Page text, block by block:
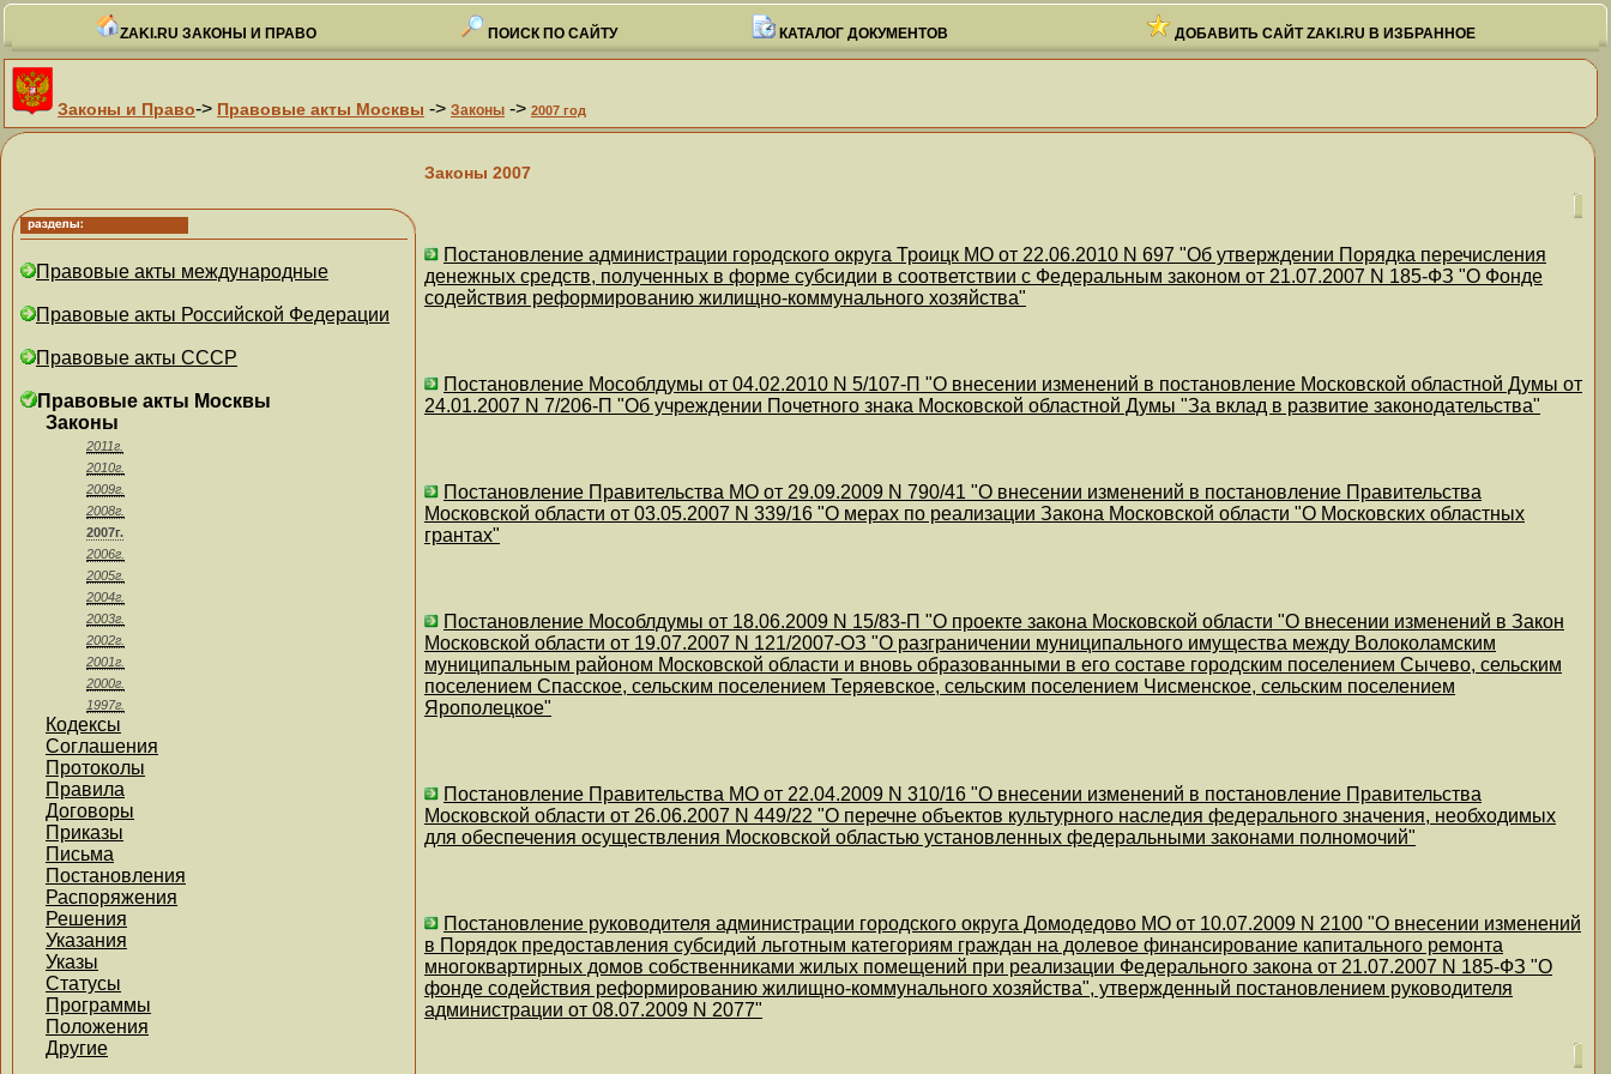
ZAKI.RU ЗАКОНЫ И ПРАВО ПОИСК ПО САЙТУ КАТАЛОГ ДОКУМЕНТОВ ДОБАВИТЬ САЙТ ZAKI.RU В ИЗБРАННОЕ
Законы и Право-> Правовые акты Москвы -> Законы -> 2007 год
Правовые акты международные
Правовые акты Российской Федерации
Правовые акты СССР
Правовые акты Москвы
Законы
2011г.
2010г.
2009г.
2008г.
2007г.
2006г.
2005г.
2004г.
2003г.
2002г.
2001г.
2000г.
1997г.
Кодексы
Соглашения
Протоколы
Правила
Договоры
Приказы
Письма
Постановления
Распоряжения
Решения
Указания
Указы
Статусы
Программы
Положения
Другие
Законы 2007
Постановление администрации городского округа Троицк МО от 22.06.2010 N 697 "Об утверждении Порядка перечисления
денежных средств, полученных в форме субсидии в соответствии с Федеральным законом от 21.07.2007 N 185-ФЗ "О Фонде
содействия реформированию жилищно-коммунального хозяйства"
Постановление Мособлдумы от 04.02.2010 N 5/107-П "О внесении изменений в постановление Московской областной Думы от
24.01.2007 N 7/206-П "Об учреждении Почетного знака Московской областной Думы "За вклад в развитие законодательства"
Постановление Правительства МО от 29.09.2009 N 790/41 "О внесении изменений в постановление Правительства
Московской области от 03.05.2007 N 339/16 "О мерах по реализации Закона Московской области "О Московских областных
грантах"
Постановление Мособлдумы от 18.06.2009 N 15/83-П "О проекте закона Московской области "О внесении изменений в Закон
Московской области от 19.07.2007 N 121/2007-ОЗ "О разграничении муниципального имущества между Волоколамским
муниципальным районом Московской области и вновь образованными в его составе городским поселением Сычево, сельским
поселением Спасское, сельским поселением Теряевское, сельским поселением Чисменское, сельским поселением
Ярополецкое"
Постановление Правительства МО от 22.04.2009 N 310/16 "О внесении изменений в постановление Правительства
Московской области от 26.06.2007 N 449/22 "О перечне объектов культурного наследия федерального значения, необходимых
для обеспечения осуществления Московской областью установленных федеральными законами полномочий"
Постановление руководителя администрации городского округа Домодедово МО от 10.07.2009 N 2100 "О внесении изменений
в Порядок предоставления субсидий льготным категориям граждан на долевое финансирование капитального ремонта
многоквартирных домов собственниками жилых помещений при реализации Федерального закона от 21.07.2007 N 185-ФЗ "О
фонде содействия реформированию жилищно-коммунального хозяйства", утвержденный постановлением руководителя
администрации от 08.07.2009 N 2077"